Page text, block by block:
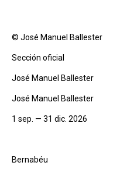
© José Manuel Ballester
Sección oficial
José Manuel Ballester
José Manuel Ballester
1 sep. — 31 dic. 2026
Bernabéu